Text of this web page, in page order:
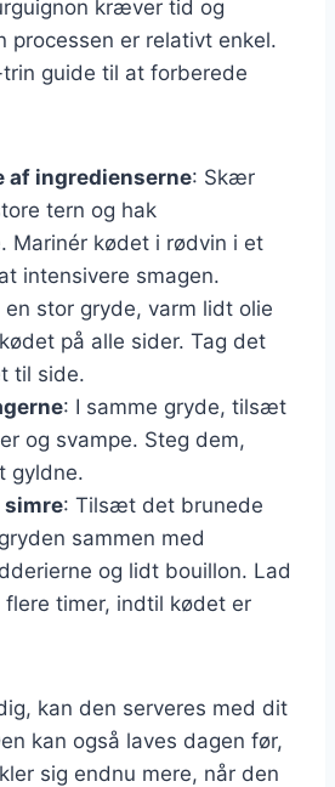
kræver tid og
processen er relativt enkel.
guide til at forberede
af ingredienserne: Skær
tern og hak
Marinér kødet i rødvin i et
intensivere smagen.
en stor gryde, varm lidt olie
på alle sider. Tag det
til side.
: I samme gryde, tilsæt
og svampe. Steg dem,
gyldne.
simre: Tilsæt det brunede
sammen med
og lidt bouillon. Lad
flere timer, indtil kødet er
kan den serveres med dit
kan også laves dagen før,
sig endnu mere, når den